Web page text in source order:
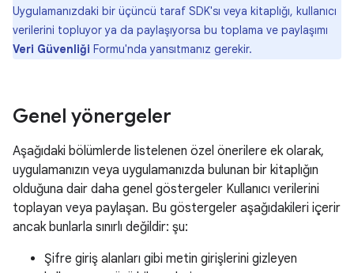
Uygulamanızdaki bir üçüncü taraf SDK'sı veya kitaplığı, kullanıcı
verilerini topluyor ya da paylaşıyorsa bu toplama ve paylaşımı
Veri Güvenliği Formu'nda yansıtmanız gerekir.
Genel yönergeler
Aşağıdaki bölümlerde listelenen özel önerilere ek olarak,
uygulamanızın veya uygulamanızda bulunan bir kitaplığın
olduğuna dair daha genel göstergeler Kullanıcı verilerini
toplayan veya paylaşan. Bu göstergeler aşağıdakileri içerir
ancak bunlarla sınırlı değildir: şu:
Şifre giriş alanları gibi metin girişlerini gizleyen